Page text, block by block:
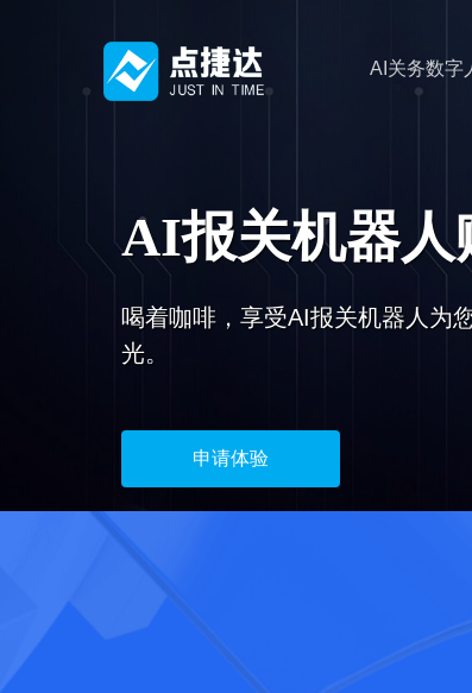
AI关务数字
AI报关机器人
喝着咖啡，享受AI报关机器人为
光。
申请体验